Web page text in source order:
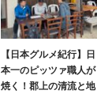
【日本グルメ紀行】日
本一のピッツァ職人が
焼く！郡上の清流と地